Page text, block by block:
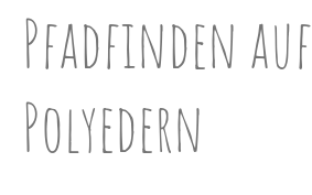
Pfadfinden auf
Polyedern